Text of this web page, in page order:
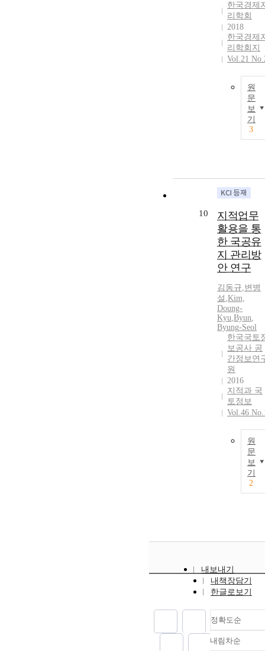
한국경제
리학회
2018
한국경제
리학회지
Vol.21
원
문
보
기
3
10
지적업무
활용을 통
한 국공유
지 관리방
안 연구
김동규,변병
설 ,Kim,
Doung-
Kyu,Byun,
Byung-Seol
한국국토
보공사 공
간정보연
원
2016
지적과 국
토정보
Vol.46
원
문
보
기
2
내보내기
내책장담기
한글로보기
정확도순
정확도
내림차순